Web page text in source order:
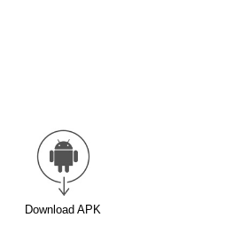
Download APK